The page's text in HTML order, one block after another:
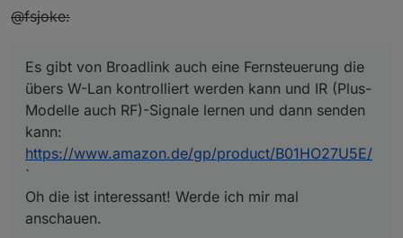
@fsjoke:
Es gibt von Broadlink auch eine Fernsteuerung die
übers W-Lan kontrolliert werden kann und IR (Plus-
Modelle auch RF)-Signale lernen und dann senden
kann:
https://www.amazon.de/gp/product/B01HO27U5E/
`
Oh die ist interessant! Werde ich mir mal
anschauen.